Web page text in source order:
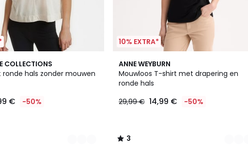
COLLECTIONS
hals zonder mouwen
€ -50%
10% EXTRA*
ANNE WEYBURN
Mouwloos T-shirt met drapering en
ronde hals
29,99 € 14,99 € -50%
3
/
5
2
Kleuren
3
/